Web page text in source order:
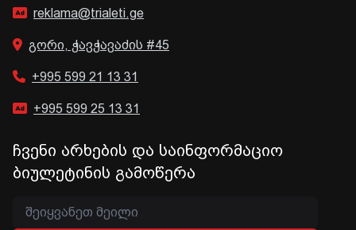
reklama@trialeti.ge
გორი, ჭავჭავაძის #45
+995 599 21 13 31
+995 599 25 13 31
ჩვენი არხების და საინფორმაციო
ბიულეტინის გამოწერა